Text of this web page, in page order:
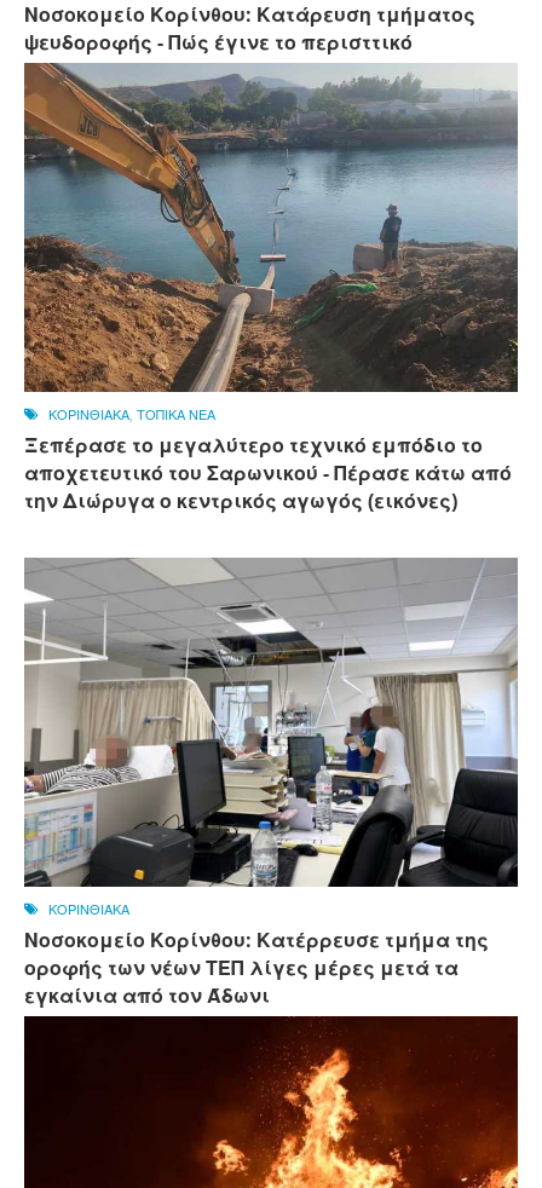
Νοσοκομείο Κορίνθου: Κατάρευση τμήματος
ψευδοροφής - Πώς έγινε το περισττικό
ΚΟΡΙΝΘΙΑΚΑ, ΤΟΠΙΚΑ ΝΕΑ
Ξεπέρασε το μεγαλύτερο τεχνικό εμπόδιο το
αποχετευτικό του Σαρωνικού - Πέρασε κάτω από
την Διώρυγα ο κεντρικός αγωγός (εικόνες)
ΚΟΡΙΝΘΙΑΚΑ
Νοσοκομείο Κορίνθου: Κατέρρευσε τμήμα της
οροφής των νέων ΤΕΠ λίγες μέρες μετά τα
εγκαίνια από τον Άδωνι